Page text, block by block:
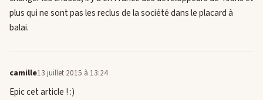
plus qui ne sont pas les reclus de la société dans le placard à
balai.
camille13 juillet 2015 à 13:24
Epic cet article ! :)